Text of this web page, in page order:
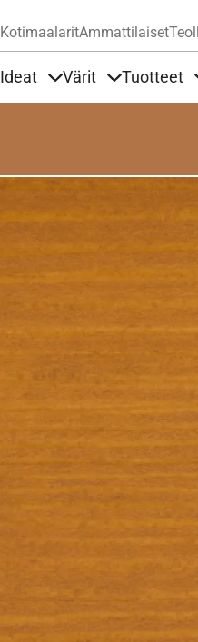
KotimaalaritAmmattilaiset
Ideat Värit Tuotteet